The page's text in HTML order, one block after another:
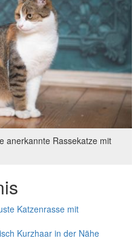
anerkannte Rassekatze mit
Katzenrasse mit
Kurzhaar in der Nähe